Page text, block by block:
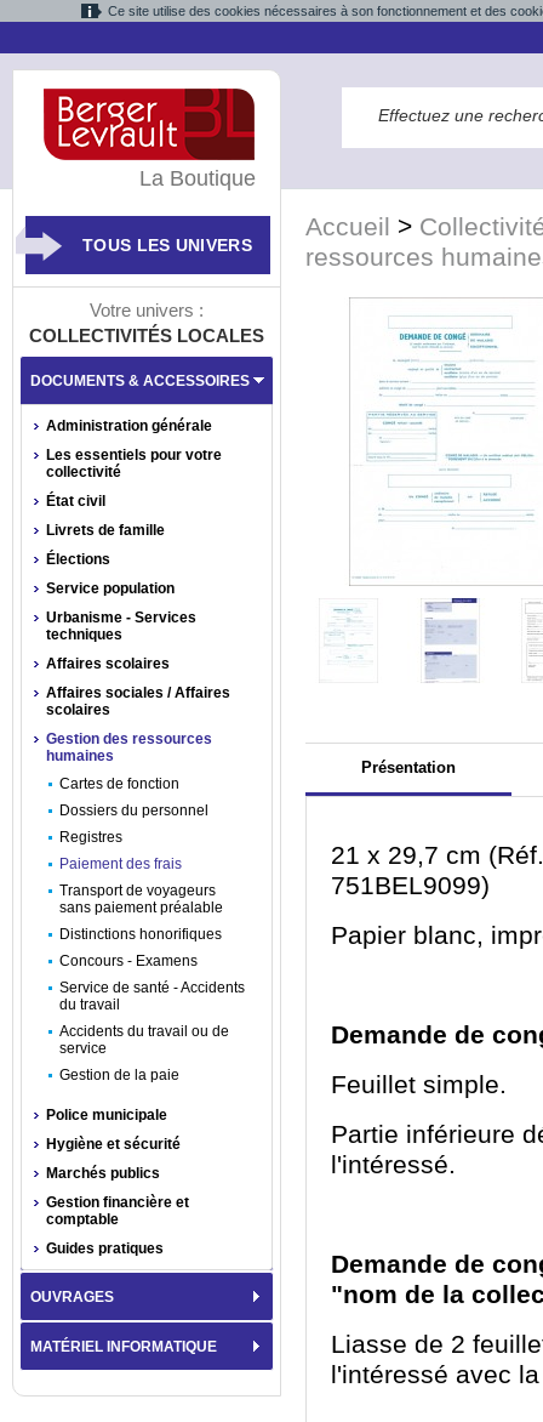
Ce site utilise des cookies nécessaires à son fonctionnement et des
Accueil >
ressources
Présentation
21 x 29,7 cm
751BEL9099)
Papier blanc,
Demande de
Feuillet simple.
Partie inférieure
l'intéressé.
Demande de
"nom de la
Liasse de 2
l'intéressé avec
La Boutique
TOUS LES UNIVERS
Votre univers :
COLLECTIVITÉS LOCALES
DOCUMENTS & ACCESSOIRES
Administration générale
Les essentiels pour votre
collectivité
État civil
Livrets de famille
Élections
Service population
Urbanisme - Services
techniques
Affaires scolaires
Affaires sociales / Affaires
scolaires
Gestion des ressources
humaines
Cartes de fonction
Dossiers du personnel
Registres
Paiement des frais
Transport de voyageurs
sans paiement préalable
Distinctions honorifiques
Concours - Examens
Service de santé - Accidents
du travail
Accidents du travail ou de
service
Gestion de la paie
Police municipale
Hygiène et sécurité
Marchés publics
Gestion financière et
comptable
Guides pratiques
OUVRAGES
MATÉRIEL INFORMATIQUE